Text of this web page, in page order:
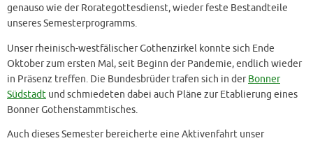
genauso wie der Rorategottesdienst, wieder feste Bestandteile
unseres Semesterprogramms.
Unser rheinisch-westfälischer Gothenzirkel konnte sich Ende
Oktober zum ersten Mal, seit Beginn der Pandemie, endlich wieder
in Präsenz treffen. Die Bundesbrüder trafen sich in derBonner
Südstadt und schmiedeten dabei auch Pläne zur Etablierung eines
Bonner Gothenstammtisches.
Auch dieses Semester bereicherte eine Aktivenfahrt unser